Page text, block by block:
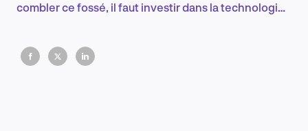
combler ce fossé, il faut investir dans la technologie
marketing, en particulier lorsque les attentes des
consommateurs évoluent et que la concurrence